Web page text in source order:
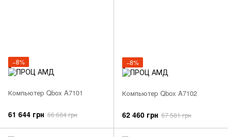
−8%
Компьютер Qbox A7101
61 644 грн 66 664 грн
−8%
Компьютер Qbox A7102
62 460 грн 67 581 грн